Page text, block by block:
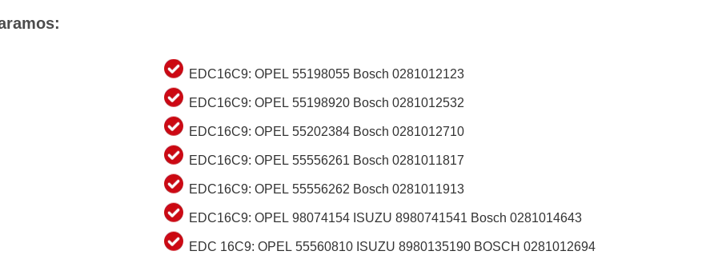
EDC16C9: OPEL 55198055 Bosch 0281012123
EDC16C9: OPEL 55198920 Bosch 0281012532
EDC16C9: OPEL 55202384 Bosch 0281012710
EDC16C9: OPEL 55556261 Bosch 0281011817
EDC16C9: OPEL 55556262 Bosch 0281011913
EDC16C9: OPEL 98074154 ISUZU 8980741541 Bosch 0281014643
EDC 16C9: OPEL 55560810 ISUZU 8980135190 BOSCH 0281012694